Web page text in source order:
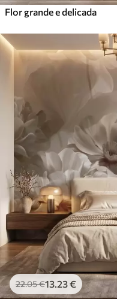
Flor grande e delicada
22.05€13 .23€